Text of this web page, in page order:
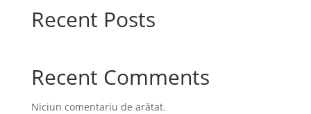
Recent Posts
Recent Comments
Niciun comentariu de arătat.